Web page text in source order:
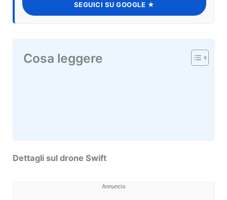
SEGUICI SU GOOGLE ★
Cosa leggere
Dettagli sul drone Swift
Annuncio